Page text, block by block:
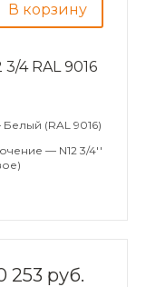
В корзину
4 RAL 9016
(RAL 9016)
— N12 3/4''
253 руб.